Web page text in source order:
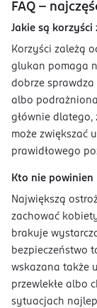
FAQ –
Jakie są
Korzyści zależą
glukan pomaga
dobrze
albo
głównie dlatego,
może zwiększać
prawidłowego
Kto nie
Największą
zachować
brakuje
bezpieczeństwo
wskazana także
przewlekłe albo
sytuacjach